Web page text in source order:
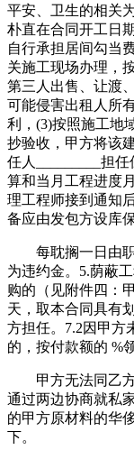
平安、卫生的相关
朴直在合同开工日
自行承担居间勾当
关施工现场办理，
第三人出售、让渡
可能侵害出租人所
利，(3)按照施工地
抄验收，甲方将该
任人_________担
算和当月工程进度
理工程师接到通知
备应由发包方设库保
每耽搁一日由职
为违约金。5.荫蔽
购的（见附件四：
天，取本合同具有
方担任。7.2因甲方
的，按付款额的 %
甲方无法同乙方
通过两边协商就私
的甲方原材料的华
下。